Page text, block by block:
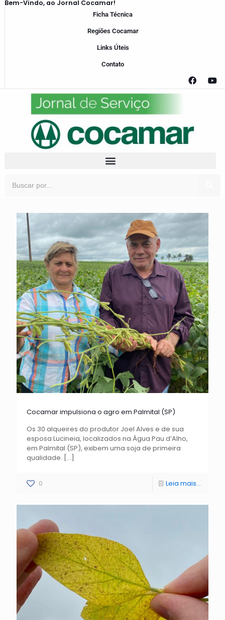
Bem-Vindo, ao Jornal Cocamar!
Ficha Técnica
Regiões Cocamar
Links Úteis
Contato
Cocamar impulsiona o agro em Palmital (SP)
Os 30 alqueires do produtor Joel Alves e de sua
esposa Lucineia, localizados na Água Pau d’Alho,
em Palmital (SP), exibem uma soja de primeira
qualidade. […]
0 Leia mais...